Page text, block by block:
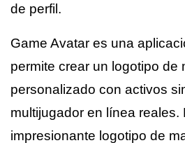
de perfil.
Game Avatar es una
permite crear un logotipo de
personalizado con activos
multijugador en línea reales.
impresionante logotipo de